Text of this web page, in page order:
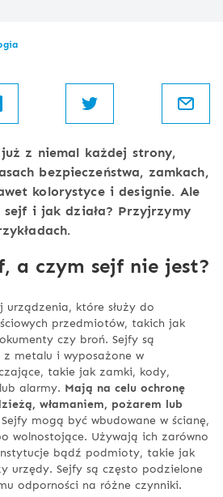
z niemal każdej strony,
bezpieczeństwa, zamkach,
kolorystyce i designie. Ale
sejf i jak działa? Przyjrzymy
a czym sejf nie jest?
które służy do
przedmiotów, takich jak
czy broń. Sejfy są
z metalu i wyposażone w
takie jak zamki, kody,
alarmy. Mają na celu ochronę
włamaniem, pożarem lub
Sejfy mogą być wbudowane w ścianę,
wolnostojące. Używają ich zarówno
bądź podmioty, takie jak
urzędy. Sejfy są często podzielone
odporności na różne czynniki.